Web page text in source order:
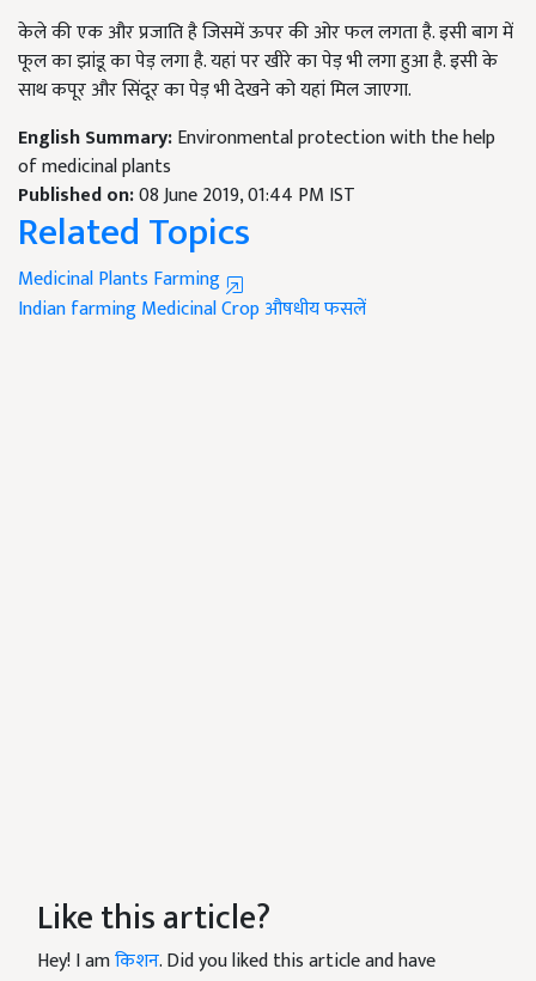
केले की एक और प्रजाति है जिसमें ऊपर की ओर फल लगता है. इसी बाग में
फूल का झांडू का पेड़ लगा है. यहां पर खीरे का पेड़ भी लगा हुआ है. इसी के
साथ कपूर और सिंदूर का पेड़ भी देखने को यहां मिल जाएगा.
English Summary:Environmental protection with the help
of medicinal plants
Published on:08 June 2019, 01:44 PM IST
Related Topics
Medicinal Plants Farming
Indian farmingMedicinal Cropऔषधीय फसलें
Like this article?
Hey! I amकिशन. Did you liked this article and have